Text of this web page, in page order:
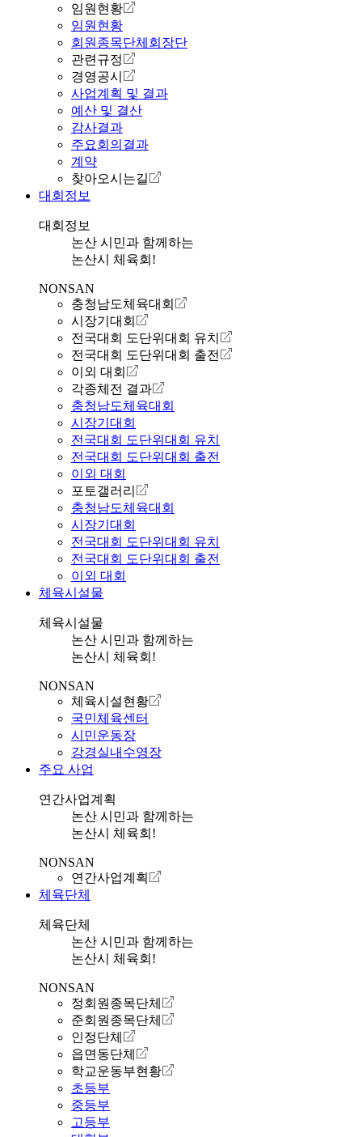
임원현황
임원현황
회원종목단체회장단
관련규정
경영공시
사업계획 및 결과
예산 및 결산
감사결과
주요회의결과
계약
찾아오시는길
대회정보
대회정보
논산 시민과 함께하는
논산시 체육회!
NONSAN
충청남도체육대회
시장기대회
전국대회 도단위대회 유치
전국대회 도단위대회 출전
이외 대회
각종체전 결과
충청남도체육대회
시장기대회
전국대회 도단위대회 유치
전국대회 도단위대회 출전
이외 대회
포토갤러리
충청남도체육대회
시장기대회
전국대회 도단위대회 유치
전국대회 도단위대회 출전
이외 대회
체육시설물
체육시설물
논산 시민과 함께하는
논산시 체육회!
NONSAN
체육시설현황
국민체육센터
시민운동장
강경실내수영장
주요 사업
연간사업계획
논산 시민과 함께하는
논산시 체육회!
NONSAN
연간사업계획
체육단체
체육단체
논산 시민과 함께하는
논산시 체육회!
NONSAN
정회원종목단체
준회원종목단체
인정단체
읍면동단체
학교운동부현황
초등부
중등부
고등부